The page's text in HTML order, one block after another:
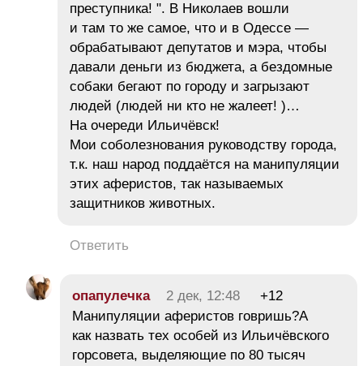
преступника! ". В Николаев вошли
и там то же самое, что и в Одессе —
обрабатывают депутатов и мэра, чтобы
давали деньги из бюджета, а бездомные
собаки бегают по городу и загрызают
людей (людей ни кто не жалеет! )…
На очереди Ильичёвск!
Мои соболезнования руководству города,
т.к. наш народ поддаётся на манипуляции
этих аферистов, так называемых
защитников животных.
Ответить
опапулечка 2 дек, 12:48
+12
Манипуляции аферистов говришь?А
как назвать тех особей из Ильичёвского
горсовета, выделяющие по 80 тысяч